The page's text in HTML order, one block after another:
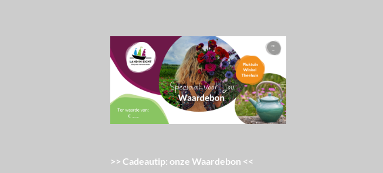
>> Cadeautip: onze Waardebon <<